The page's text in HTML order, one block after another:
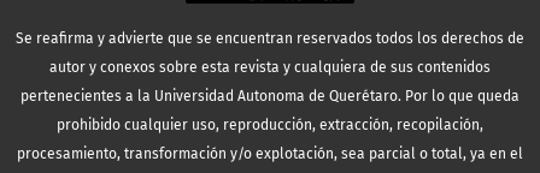
Se reafirma y advierte que se encuentran reservados todos los derechos de
autor y conexos sobre esta revista y cualquiera de sus contenidos
pertenecientes a la Universidad Autonoma de Querétaro. Por lo que queda
prohibido cualquier uso, reproducción, extracción, recopilación,
procesamiento, transformación y/o explotación, sea parcial o total, ya en el